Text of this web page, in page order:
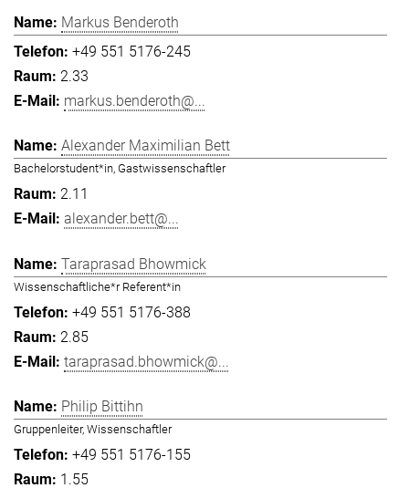
Markus Benderoth
+49 551 5176-245
2.33
markus.benderoth@...
Alexander Maximilian Bett
Bachelorstudent*in, Gastwissenschaftler
2.11
alexander.bett@...
Taraprasad Bhowmick
Wissenschaftliche*r Referent*in
+49 551 5176-388
2.85
taraprasad.bhowmick@...
Philip Bittihn
Gruppenleiter, Wissenschaftler
+49 551 5176-155
1.55